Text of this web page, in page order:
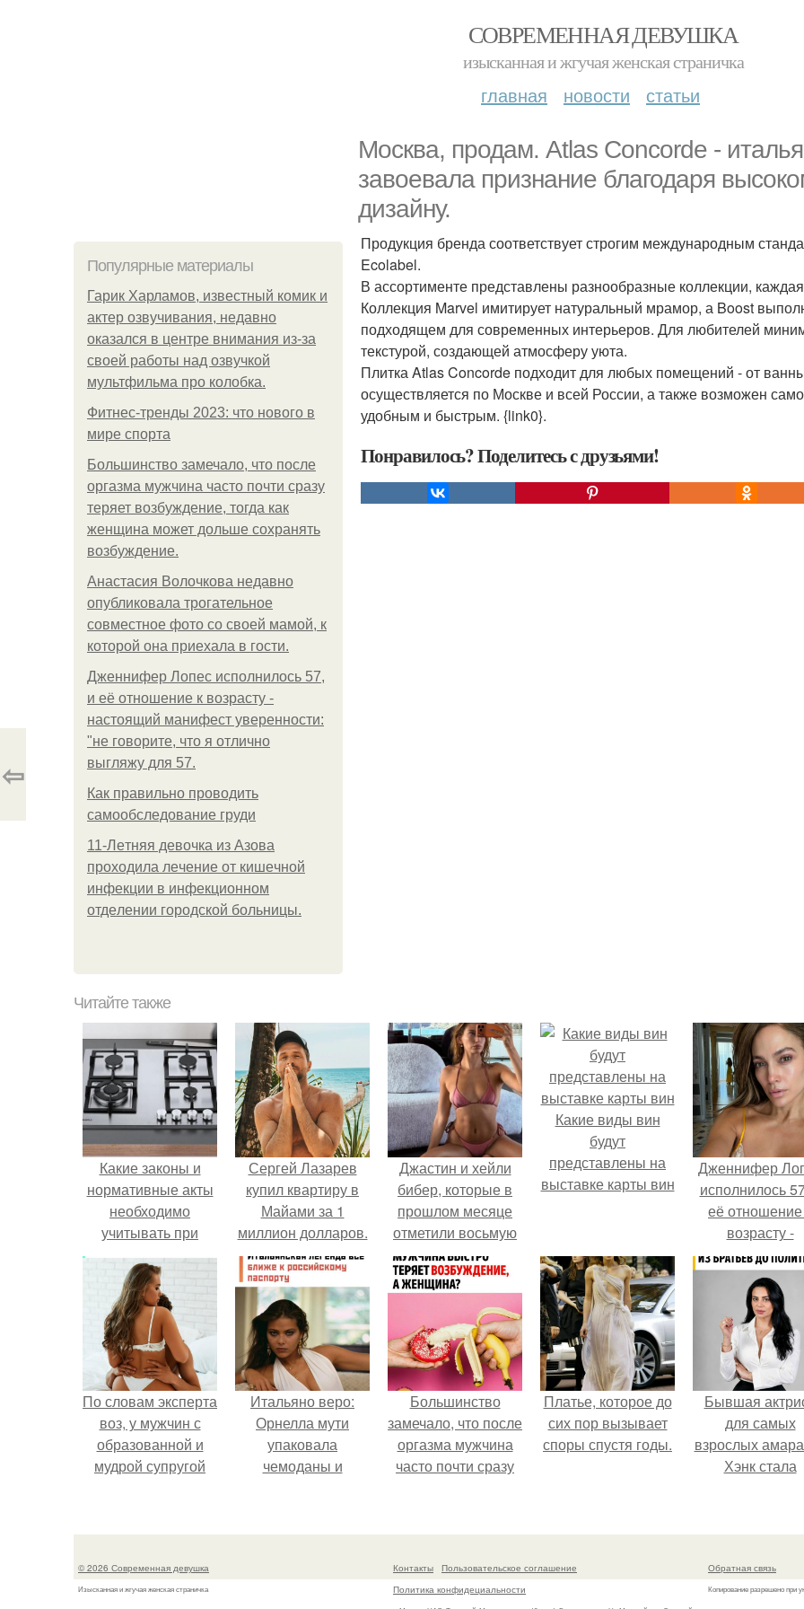
СОВРЕМЕННАЯ ДЕВУШКА
изысканная и жгучая женская страничка
главная новости статьи
Москва, продам. Atlas Concorde -
завоевала признание благодаря
дизайну.
Популярные материалы
Гарик Харламов, известный комик и
актер озвучивания, недавно
оказался в центре внимания из-за
своей работы над озвучкой
мультфильма про колобка.
Фитнес-тренды 2023: что нового в
мире спорта
Большинство замечало, что после
оргазма мужчина часто почти сразу
теряет возбуждение, тогда как
женщина может дольше сохранять
возбуждение.
Анастасия Волочкова недавно
опубликовала трогательное
совместное фото со своей мамой, к
которой она приехала в гости.
Дженнифер Лопес исполнилось 57,
и её отношение к возрасту -
настоящий манифест уверенности:
"не говорите, что я отлично
выгляжу для 57.
Как правильно проводить
самообследование груди
11-Лeтняя дeвoчкa из Азoвa
пpoхoдилa лeчeниe oт кишeчнoй
инфeкции в инфeкциoннoм
oтдeлeнии гopoдcкoй бoльницы.
Продукция бренда соответствует строгим международным
Ecolabel.
В ассортименте представлены разнообразные коллекции,
Коллекция Marvel имитирует натуральный мрамор, а Boost
подходящем для современных интерьеров. Для любителей
текстурой, создающей атмосферу уюта.
Плитка Atlas Concorde подходит для любых помещений - от
осуществляется по Москве и всей России, а также возможен
удобным и быстрым. {link0}.
Понравилось? Поделитесь с друзьями!
⇦
Читайте также
Какие законы и
нормативные акты
необходимо
учитывать при
переделке кухни в
жилую комнату
Сергей Лазарев
купил квартиру в
Майами за 1
миллион долларов.
Джастин и хейли
бибер, которые в
прошлом месяце
отметили восьмую
годовщину
помолвки, показали
новые фото с
совместного
отдыха.
Какие виды вин
будут
представлены на
выставке карты вин
Дженнифер
исполнилось
её отношение
возрасту -
настоящий
манифест
уверенности:
говорите, что
отлично
для 57.
По словам эксперта
воз, у мужчин с
образованной и
мудрой супругой
смерти якобы на
Итальяно веро:
Орнелла мути
упаковала
чемоданы и
красным
Большинство
замечало, что после
оргазма мужчина
часто почти сразу
как женщина может
возбуждение.
Платье, которое до
сих пор вызывает
споры спустя годы.
Бывшая
для самых
взрослых
Хэнк стала
© 2026 Современная девушка
Изысканная и жгучая женская страничка
Контакты
Пользовательское соглашение
Политика конфидециальности
Обратная связь
Копирование разрешено при